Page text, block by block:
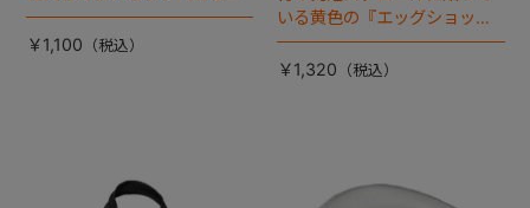
通部品）
￥1,100
いる黄色の『エッグショック
パッド』となります（シール
付）
￥1,320